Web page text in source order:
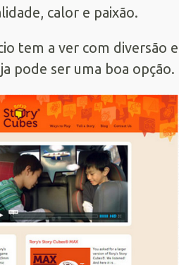
calor e paixão.
tem a ver com diversão e
pode ser uma boa opção.